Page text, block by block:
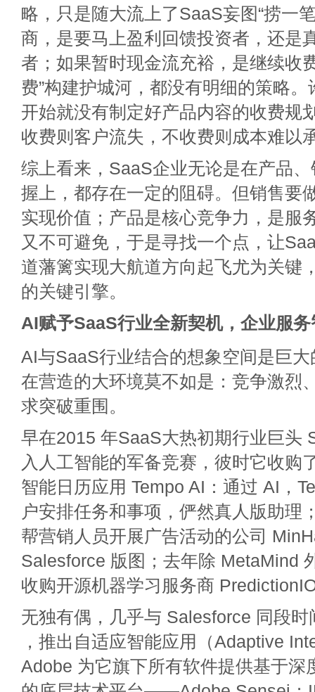
略，只是随大流上了SaaS妄图“捞一
商，是要马上盈利回馈投资者，还是
者；如果暂时现金流充裕，是继续收
费”构建护城河，都没有明细的策略
开始就没有制定好产品内容的收费规
收费则客户流失，不收费则成本难以
综上看来，SaaS企业无论是在产品
握上，都存在一定的阻碍。但销售要
实现价值；产品是核心竞争力，是服
又不可避免，于是寻找一个点，让
道藩篱实现大航道方向起飞尤为关键
的关键引擎。
AI赋予SaaS行业全新契机，企业服
AI与SaaS行业结合的想象空间是巨
在营造的大环境莫不如是：竞争激烈
求突破重围。
早在2015 年SaaS大热初期行业巨头
入人工智能的军备竞赛，彼时它收购
智能日历应用 Tempo AI：通过 AI，
户安排任务和事项，俨然真人版助理
帮营销人员开展广告活动的公司
Salesforce 版图；去年除 MetaMind
收购开源机器学习服务商
无独有偶，几乎与 Salesforce 同段
，推出自适应智能应用（Adaptive
Adobe 为它旗下所有软件提供基于深